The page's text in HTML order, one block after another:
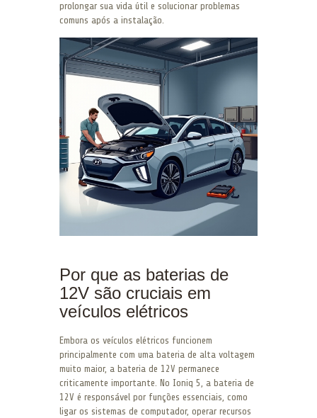
prolongar sua vida útil e solucionar problemas
comuns após a instalação.
Por que as baterias de
12V são cruciais em
veículos elétricos
Embora os veículos elétricos funcionem
principalmente com uma bateria de alta voltagem
muito maior, a bateria de 12V permanece
criticamente importante. No Ioniq 5, a bateria de
12V é responsável por funções essenciais, como
ligar os sistemas de computador, operar recursos